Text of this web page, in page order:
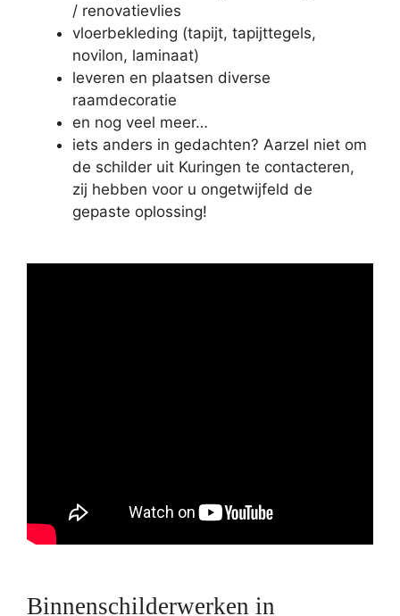
/ renovatievlies
vloerbekleding (tapijt, tapijttegels,
novilon, laminaat)
leveren en plaatsen diverse
raamdecoratie
en nog veel meer…
iets anders in gedachten? Aarzel niet om
de schilder uit Kuringen te contacteren,
zij hebben voor u ongetwijfeld de
gepaste oplossing!
Binnenschilderwerken in